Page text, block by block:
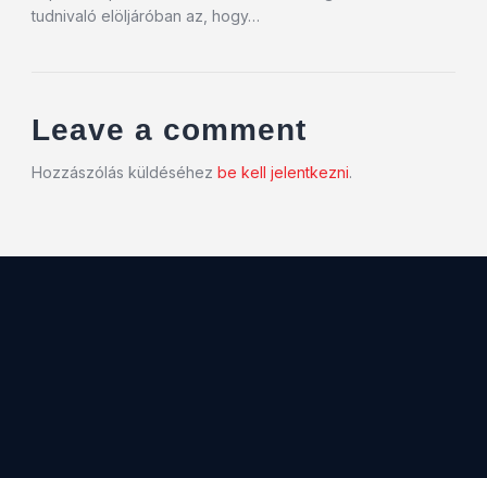
tudnivaló elöljáróban az, hogy…
Leave a comment
Hozzászólás küldéséhez be kell jelentkezni.